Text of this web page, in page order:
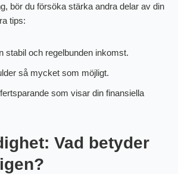
bör du försöka stärka andra delar av din
tips:
stabil och regelbunden inkomst.
så mycket som möjligt.
som visar din finansiella
Vad betyder